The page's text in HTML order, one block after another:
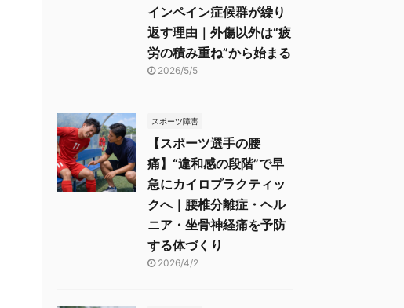
インペイン症候群が繰り
返す理由｜外傷以外は“疲
労の積み重ね”から始まる
2026/5/5
スポーツ障害
【スポーツ選手の腰
痛】“違和感の段階”で早
急にカイロプラクティッ
クへ｜腰椎分離症・ヘル
ニア・坐骨神経痛を予防
する体づくり
2026/4/2